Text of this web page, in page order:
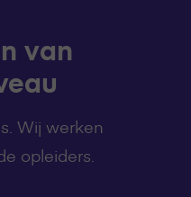
van
Wij werken
opleiders.